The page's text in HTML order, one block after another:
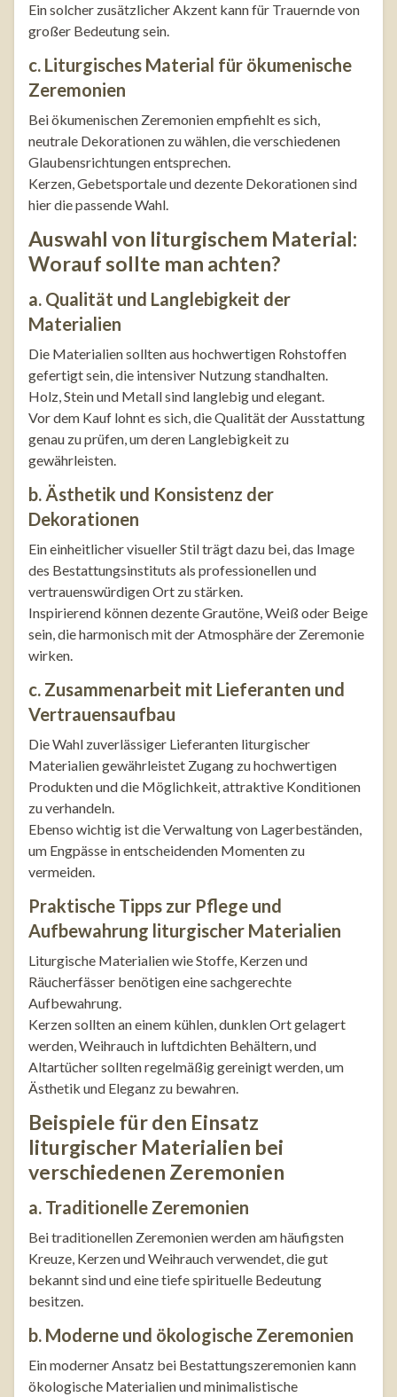
Ein solcher zusätzlicher Akzent kann für Trauernde von
großer Bedeutung sein.
c. Liturgisches Material für ökumenische
Zeremonien
Bei ökumenischen Zeremonien empfiehlt es sich,
neutrale Dekorationen zu wählen, die verschiedenen
Glaubensrichtungen entsprechen.
Kerzen, Gebetsportale und dezente Dekorationen sind
hier die passende Wahl.
Auswahl von liturgischem Material:
Worauf sollte man achten?
a. Qualität und Langlebigkeit der
Materialien
Die Materialien sollten aus hochwertigen Rohstoffen
gefertigt sein, die intensiver Nutzung standhalten.
Holz, Stein und Metall sind langlebig und elegant.
Vor dem Kauf lohnt es sich, die Qualität der Ausstattung
genau zu prüfen, um deren Langlebigkeit zu
gewährleisten.
b. Ästhetik und Konsistenz der
Dekorationen
Ein einheitlicher visueller Stil trägt dazu bei, das Image
des Bestattungsinstituts als professionellen und
vertrauenswürdigen Ort zu stärken.
Inspirierend können dezente Grautöne, Weiß oder Beige
sein, die harmonisch mit der Atmosphäre der Zeremonie
wirken.
c. Zusammenarbeit mit Lieferanten und
Vertrauensaufbau
Die Wahl zuverlässiger Lieferanten liturgischer
Materialien gewährleistet Zugang zu hochwertigen
Produkten und die Möglichkeit, attraktive Konditionen
zu verhandeln.
Ebenso wichtig ist die Verwaltung von Lagerbeständen,
um Engpässe in entscheidenden Momenten zu
vermeiden.
Praktische Tipps zur Pflege und
Aufbewahrung liturgischer Materialien
Liturgische Materialien wie Stoffe, Kerzen und
Räucherfässer benötigen eine sachgerechte
Aufbewahrung.
Kerzen sollten an einem kühlen, dunklen Ort gelagert
werden, Weihrauch in luftdichten Behältern, und
Altartücher sollten regelmäßig gereinigt werden, um
Ästhetik und Eleganz zu bewahren.
Beispiele für den Einsatz
liturgischer Materialien bei
verschiedenen Zeremonien
a. Traditionelle Zeremonien
Bei traditionellen Zeremonien werden am häufigsten
Kreuze, Kerzen und Weihrauch verwendet, die gut
bekannt sind und eine tiefe spirituelle Bedeutung
besitzen.
b. Moderne und ökologische Zeremonien
Ein moderner Ansatz bei Bestattungszeremonien kann
ökologische Materialien und minimalistische